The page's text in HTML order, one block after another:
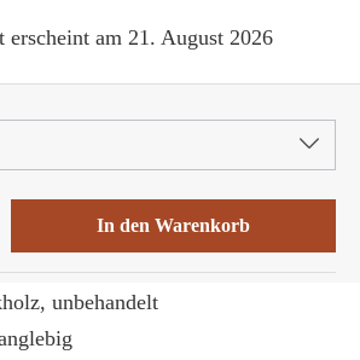
unbehandelt
erscheint am 21. August 2026
In den Warenkorb